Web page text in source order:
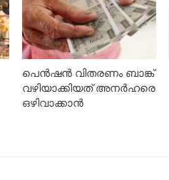
പെൻഷൻ വിതരണം ബാങ്ക്
വഴിയാക്കിയത് അനർഹരെ
ഒഴിവാക്കാൻ